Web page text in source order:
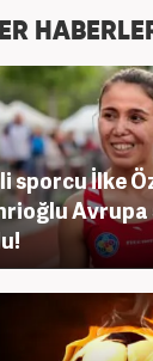
sporcu İlke
Avrupa